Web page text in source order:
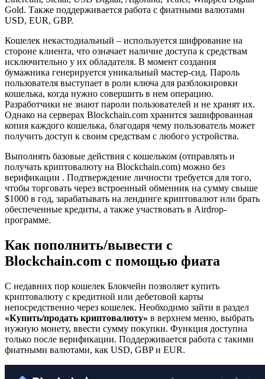
Gold. Также поддерживается работа с фиатными валютами
USD, EUR, GBP.
Кошелек некастодиальный – используется шифрование на
стороне клиента, что означает наличие доступа к средствам
исключительно у их обладателя. В момент создания
бумажника генерируется уникальный мастер-сид. Пароль
пользователя выступает в роли ключа для разблокировки
кошелька, когда нужно совершить в нем операцию.
Разработчики не знают пароли пользователей и не хранят их.
Однако на серверах Blockchain.com хранится зашифрованная
копия каждого кошелька, благодаря чему пользователь может
получить доступ к своим средствам с любого устройства.
Выполнять базовые действия с кошельком (отправлять и
получать криптовалюту на Blockchain.com) можно без
верификации . Подтверждение личности требуется для того,
чтобы торговать через встроенный обменник на сумму свыше
$1000 в год, зарабатывать на лендинге криптовалют или брать
обеспеченные кредиты, а также участвовать в Airdrop-
программе.
Как пополнить/вывести с
Blockchain.com с помощью фиата
С недавних пор кошелек Блокчейн позволяет купить
криптовалюту с кредитной или дебетовой карты
непосредственно через кошелек. Необходимо зайти в раздел
«Купить/продать криптовалюту» в верхнем меню, выбрать
нужную монету, ввести сумму покупки. Функция доступна
только после верификации. Поддерживается работа с такими
фиатными валютами, как USD, GBP и EUR.